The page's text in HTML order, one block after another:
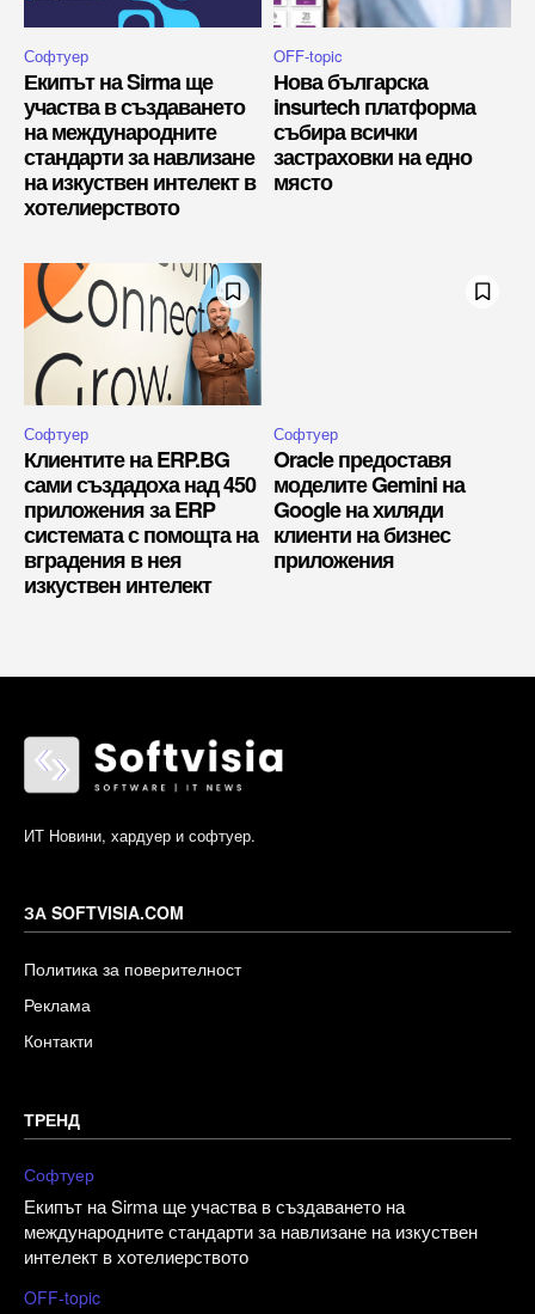
Софтуер
Екипът на Sirma ще
участва в създаването
на международните
стандарти за навлизане
на изкуствен интелект в
хотелиерството
OFF-topic
Нова българска
insurtech платформа
събира всички
застраховки на едно
място
Софтуер
Клиентите на ERP.BG
сами създадоха над 450
приложения за ERP
системата с помощта на
вградения в нея
изкуствен интелект
Софтуер
Oracle предоставя
моделите Gemini на
Google на хиляди
клиенти на бизнес
приложения
ИТ Новини, хардуер и софтуер.
ЗА SOFTVISIA.COM
Политика за поверителност
Реклама
Контакти
ТРЕНД
Софтуер
Екипът на Sirma ще участва в създаването на
международните стандарти за навлизане на изкуствен
интелект в хотелиерството
OFF-topic